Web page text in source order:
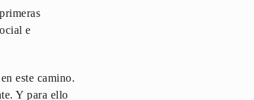
e
este camino.
Y para ello